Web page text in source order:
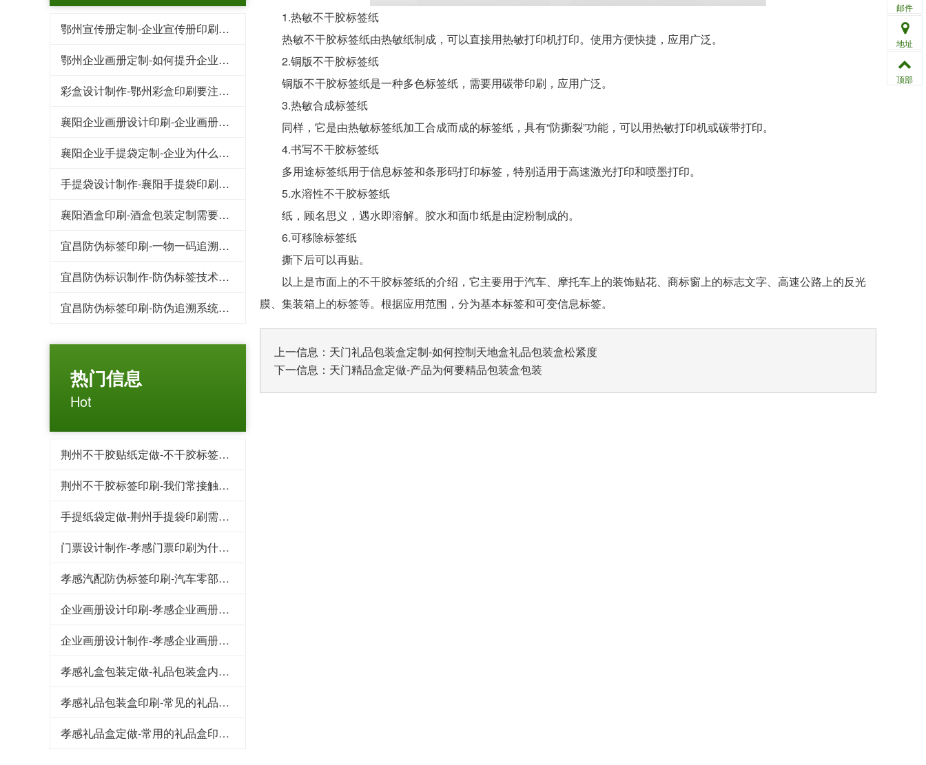
鄂州宣传册定制-企业宣传册印刷的重要作用有什么
鄂州企业画册定制-如何提升企业画册印刷质量
彩盒设计制作-鄂州彩盒印刷要注意哪些事项
襄阳企业画册设计印刷-企业画册的内容需要怎样规划
襄阳企业手提袋定制-企业为什么要做手提袋印刷
手提袋设计制作-襄阳手提袋印刷中那个印刷环节最重要
襄阳酒盒印刷-酒盒包装定制需要注意什么问题
宜昌防伪标签印刷-一物一码追溯系统可以实现哪些功能
宜昌防伪标识制作-防伪标签技术可以应用在哪些领域
宜昌防伪标签印刷-防伪追溯系统真实效果怎么样
热门信息
Hot
荆州不干胶贴纸定做-不干胶标签应该如何选择
荆州不干胶标签印刷-我们常接触的不干胶标签有哪几类
手提纸袋定做-荆州手提袋印刷需要注意什么
门票设计制作-孝感门票印刷为什么不建议用哑粉纸
孝感汽配防伪标签印刷-汽车零部件产品如何防止造假
企业画册设计印刷-孝感企业画册制作的意义是什么
企业画册设计制作-孝感企业画册印刷有哪些特点
孝感礼盒包装定做-礼品包装盒内衬的作用与类型
孝感礼品包装盒印刷-常见的礼品盒制作盒型有哪些
孝感礼品盒定做-常用的礼品盒印刷的类型有哪些
1.热敏不干胶标签纸
热敏不干胶标签纸由热敏纸制成，可以直接用热敏打印机打印。使用方便快捷，应用广泛。
2.铜版不干胶标签纸
铜版不干胶标签纸是一种多色标签纸，需要用碳带印刷，应用广泛。
3.热敏合成标签纸
同样，它是由热敏标签纸加工合成而成的标签纸，具有“防撕裂”功能，可以用热敏打印机或碳带打印。
4.书写不干胶标签纸
多用途标签纸用于信息标签和条形码打印标签，特别适用于高速激光打印和喷墨打印。
5.水溶性不干胶标签纸
纸，顾名思义，遇水即溶解。胶水和面巾纸是由淀粉制成的。
6.可移除标签纸
撕下后可以再贴。
以上是市面上的不干胶标签纸的介绍，它主要用于汽车、摩托车上的装饰贴花、商标窗上的标志文字、高速公路上的反光
膜、集装箱上的标签等。根据应用范围，分为基本标签和可变信息标签。
上一信息： 天门礼品包装盒定制-如何控制天地盒礼品包装盒松紧度
下一信息： 天门精品盒定做-产品为何要精品包装盒包装
邮件
地址
顶部